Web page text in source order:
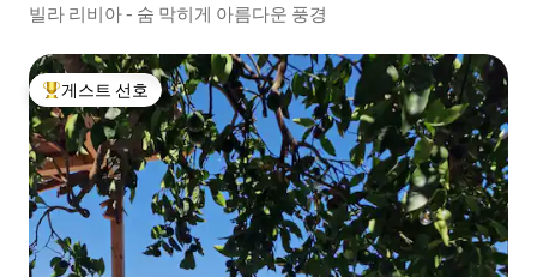
빌라 리비아 - 숨 막히게 아름다운 풍경
상위 게스트 선호
게스트 선호